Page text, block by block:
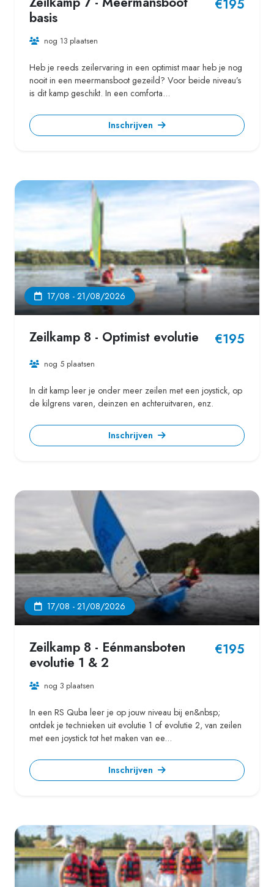
basis
€195
nog 13 plaatsen
Heb je reeds zeilervaring in een optimist maar heb je nog
nooit in een meermansboot gezeild? Voor beide niveau’s
is dit kamp geschikt. In een comforta...
Inschrijven
17/08 - 21/08/2026
Zeilkamp 8 - Optimist evolutie €195
nog 5 plaatsen
In dit kamp leer je onder meer zeilen met een joystick, op
de kilgrens varen, deinzen en achteruitvaren, enz.
Inschrijven
17/08 - 21/08/2026
Zeilkamp 8 - Eénmansboten
evolutie 1 & 2
€195
nog 3 plaatsen
In een RS Quba leer je op jouw niveau bij en&nbsp;
ontdek je technieken uit evolutie 1 of evolutie 2, van zeilen
met een joystick tot het maken van ee...
Inschrijven